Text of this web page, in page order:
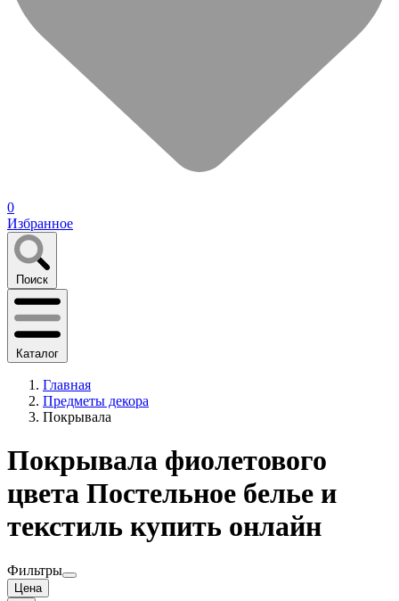
0
Избранное
Поиск
Каталог
Главная
Предметы декора
Покрывала
Покрывала фиолетового
цвета Постельное белье и
текстиль купить онлайн
Фильтры
Цена